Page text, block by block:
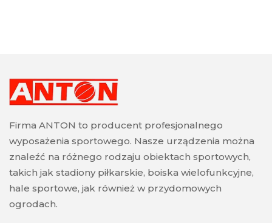
Firma ANTON to producent profesjonalnego
wyposażenia sportowego. Nasze urządzenia można
znaleźć na różnego rodzaju obiektach sportowych,
takich jak stadiony piłkarskie, boiska wielofunkcyjne,
hale sportowe, jak również w przydomowych
ogrodach.